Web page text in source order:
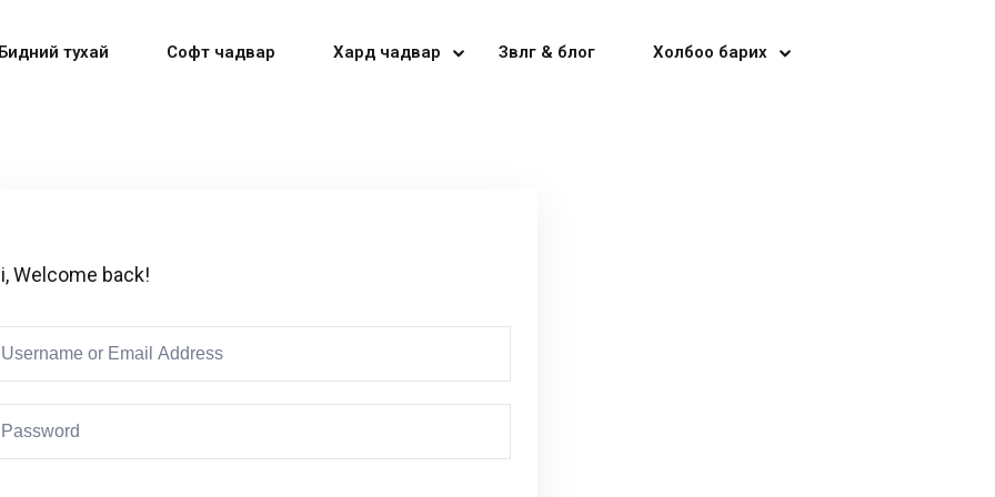
тухай Софт чадвар Хард чадвар Зөвлөгөө & блог Холбоо барих
Welcome back!
Don’t have an account?Sign up